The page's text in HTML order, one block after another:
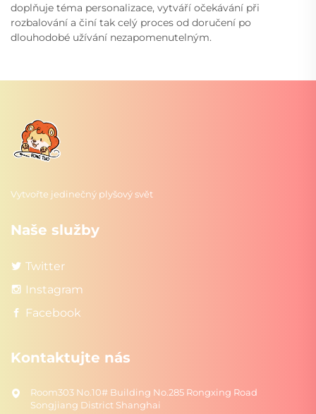
doplňuje téma personalizace, vytváří očekávání při
rozbalování a činí tak celý proces od doručení po
dlouhodobé užívání nezapomenutelným.
Vytvořte jedinečný plyšový svět
Naše služby
Twitter
Instagram
Facebook
Kontaktujte nás
Room303 No.10# Building No.285 Rongxing Road
Songjiang District Shanghai